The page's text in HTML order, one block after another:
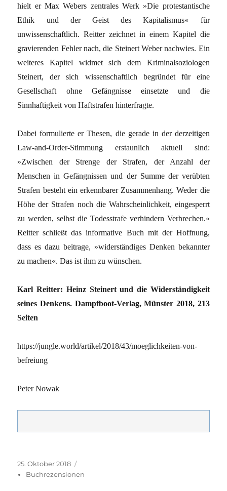
hielt er Max ­Webers zentrales Werk »Die protestantische
Ethik und der Geist des Kapitalismus« für
unwissenschaftlich. Reitter zeichnet in einem Kapitel die
gravierenden Fehler nach, die Steinert Weber nachwies. Ein
weiteres Kapitel widmet sich dem Kriminalsoziologen
Steinert, der sich wissenschaftlich begründet für eine
Gesellschaft ohne Gefängnisse einsetzte und die
Sinnhaftigkeit von Haft­strafen hinterfragte.
Dabei formulierte er Thesen, die gerade in der derzeitigen
Law-and-Order-Stimmung erstaunlich aktuell sind:
»Zwischen der Strenge der Strafen, der Anzahl der
Menschen in Gefängnissen und der Summe der verübten
Strafen besteht ein erkennbarer Zusammenhang. Weder die
Höhe der Strafen noch die Wahrscheinlichkeit, ein­gesperrt
zu werden, selbst die Todesstrafe verhindern Verbrechen.«
Reitter schließt das informative Buch mit der Hoffnung,
dass es dazu beitrage, »widerständiges Denken ­bekannter
zu machen«. Das ist ihm zu wünschen.
Karl Reitter: Heinz Steinert und die Widerständigkeit
seines Denkens. Dampfboot-Verlag, Münster 2018, 213
Seiten
https://jungle.world/artikel/2018/43/moeglichkeiten-von-
befreiung
Peter Nowak
Veröffentlicht
am
25. Oktober 2018
Buchrezensionen